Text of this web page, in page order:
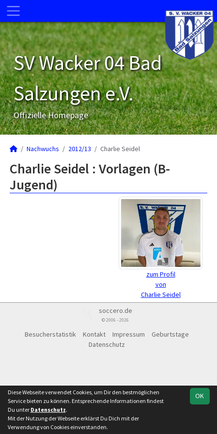
SV Wacker 04 Bad
Salzungen e.V.
Offizielle Homepage
Nachwuchs 2012/13 Charlie Seidel
Charlie Seidel : Vorlagen (B-
Jugend)
zum Profil
von
Charlie Seidel
soccero.de
© 2006 - 2026
Besucherstatistik Kontakt Impressum
Geburtstage
Datenschutz
OK
Diese Webseite verwendet Cookies, um Dir den bestmöglichen
Service bieten zu können. Entsprechende Informationen findest
Du unter Datenschutz.
Mit der Nutzung der Webseite erklärst Du Dich mit der
Verwendung von Cookies einverstanden.